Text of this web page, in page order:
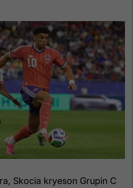
Skocia kryeson Grupin C